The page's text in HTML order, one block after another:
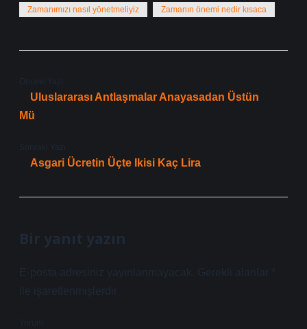
Zamanımızı nasıl yönetmeliyiz Zamanın önemi nedir kısaca
Önceki Yazı
Uluslararası Antlaşmalar Anayasadan Üstün
Mü
Sonraki Yazı
Asgari Ücretin Üçte Ikisi Kaç Lira
Bir yanıt yazın
E-posta adresiniz yayınlanmayacak. Gerekli alanlar *
ile işaretlenmişlerdir
Yorum